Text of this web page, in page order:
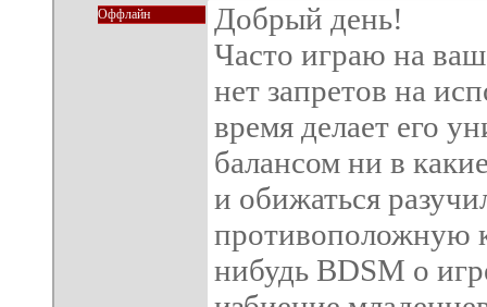
Оффлайн
Добрый день!
Часто играю на
нет запретов на
время делает его
балансом ни в
и обижаться
противоположную
нибудь BDSM о